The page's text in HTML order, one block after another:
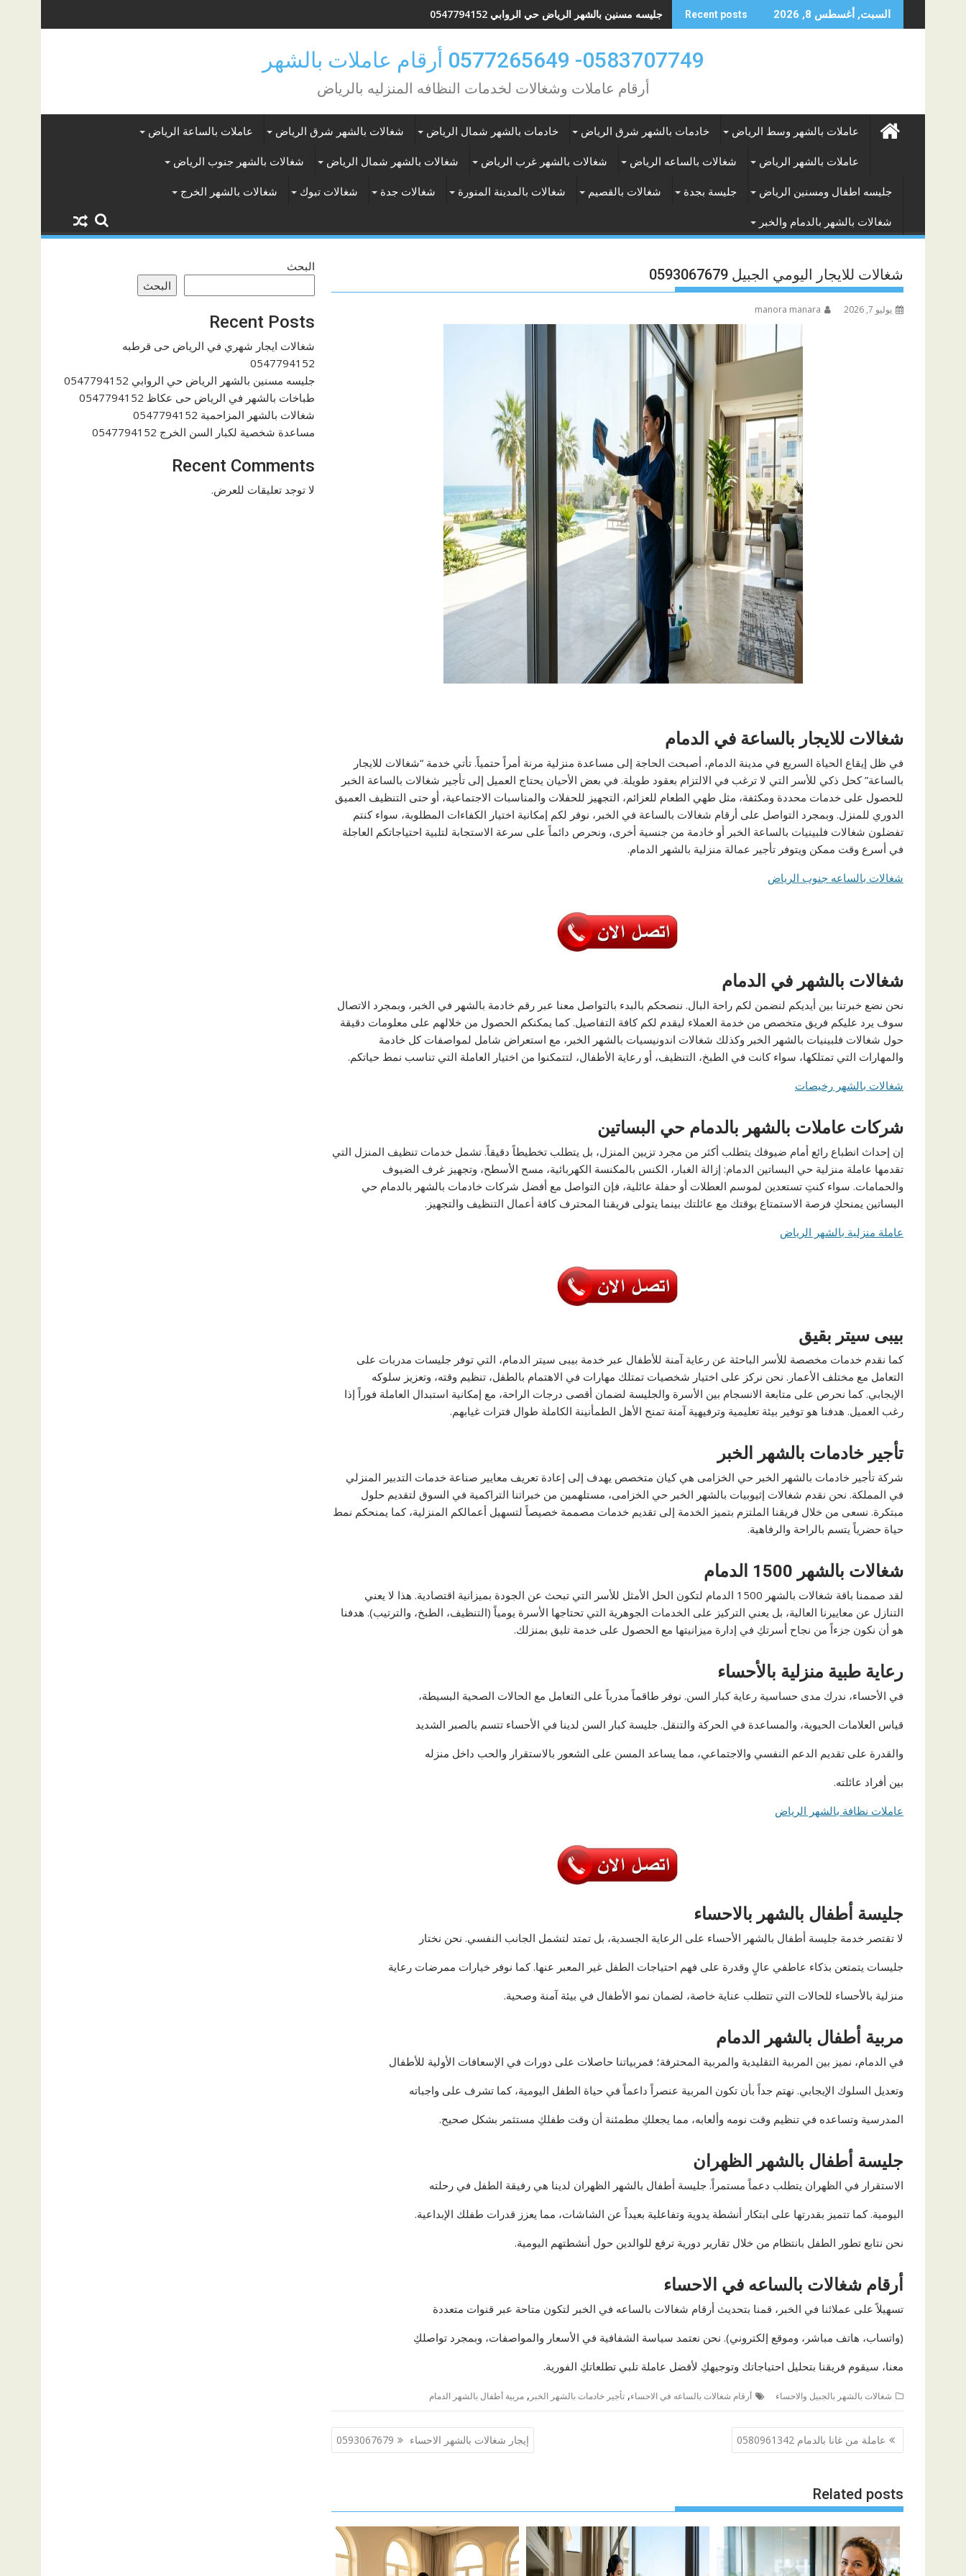
to
السبت, أغسطس 8, 2026 Recent posts جليسه مسنين بالشهر الرياض حي الروابي 0547794152
0583707749- 0577265649 أرقام عاملات بالشهر
أرقام عاملات وشغالات لخدمات النظافه المنزليه بالرياض
عاملات بالشهر وسط الرياض خادمات بالشهر شرق الرياض خادمات بالشهر شمال الرياض شغالات بالشهر شرق الرياض عاملات بالساعة الرياض
عاملات بالشهر الرياض شغالات بالساعه الرياض شغالات بالشهر غرب الرياض شغالات بالشهر شمال الرياض شغالات بالشهر جنوب الرياض
جليسه اطفال ومسنين الرياض جليسة بجدة شغالات بالقصيم شغالات بالمدينة المنورة شغالات جدة شغالات تبوك شغالات بالشهر الخرج
شغالات بالشهر بالدمام والخبر
شغالات للايجار اليومي الجبيل 0593067679
يوليو 7, 2026 manora manara
شغالات للايجار بالساعة في الدمام
في ظل إيقاع الحياة السريع في مدينة الدمام، أصبحت الحاجة إلى مساعدة منزلية مرنة أمراً حتمياً. تأتي خدمة “شغالات للايجار
بالساعة” كحل ذكي للأسر التي لا ترغب في الالتزام بعقود طويلة. في بعض الأحيان يحتاج العميل إلى تأجير شغالات بالساعة الخبر
للحصول على خدمات محددة ومكثفة، مثل طهي الطعام للعزائم، التجهيز للحفلات والمناسبات الاجتماعية، أو حتى التنظيف العميق
الدوري للمنزل. وبمجرد التواصل على أرقام شغالات بالساعة في الخبر، نوفر لكم إمكانية اختيار الكفاءات المطلوبة، سواء كنتم
تفضلون شغالات فلبينيات بالساعة الخبر أو خادمة من جنسية أخرى، ونحرص دائماً على سرعة الاستجابة لتلبية احتياجاتكم العاجلة
في أسرع وقت ممكن ويتوفر تأجير عمالة منزلية بالشهر الدمام.
شغالات بالساعه جنوب الرياض
شغالات بالشهر في الدمام
نحن نضع خبرتنا بين أيديكم لنضمن لكم راحة البال. ننصحكم بالبدء بالتواصل معنا عبر رقم خادمة بالشهر في الخبر، وبمجرد الاتصال
سوف يرد عليكم فريق متخصص من خدمة العملاء ليقدم لكم كافة التفاصيل. كما يمكنكم الحصول من خلالهم على معلومات دقيقة
حول شغالات فلبينيات بالشهر الخبر وكذلك شغالات اندونيسيات بالشهر الخبر، مع استعراض شامل لمواصفات كل خادمة
والمهارات التي تمتلكها، سواء كانت في الطبخ، التنظيف، أو رعاية الأطفال، لتتمكنوا من اختيار العاملة التي تناسب نمط حياتكم.
شغالات بالشهر رخيصات
شركات عاملات بالشهر بالدمام حي البساتين
إن إحداث انطباع رائع أمام ضيوفك يتطلب أكثر من مجرد تزيين المنزل، بل يتطلب تخطيطاً دقيقاً. تشمل خدمات تنظيف المنزل التي
تقدمها عاملة منزلية حي البساتين الدمام: إزالة الغبار، الكنس بالمكنسة الكهربائية، مسح الأسطح، وتجهيز غرف الضيوف
والحمامات. سواء كنتِ تستعدين لموسم العطلات أو حفلة عائلية، فإن التواصل مع أفضل شركات خادمات بالشهر بالدمام حي
البساتين يمنحكِ فرصة الاستمتاع بوقتك مع عائلتك بينما يتولى فريقنا المحترف كافة أعمال التنظيف والتجهيز.
عاملة منزلية بالشهر الرياض
بيبى سيتر بقيق
كما نقدم خدمات مخصصة للأسر الباحثة عن رعاية آمنة للأطفال عبر خدمة بيبى سيتر الدمام، التي توفر جليسات مدربات على
التعامل مع مختلف الأعمار. نحن نركز على اختيار شخصيات تمتلك مهارات في الاهتمام بالطفل، تنظيم وقته، وتعزيز سلوكه
الإيجابي. كما نحرص على متابعة الانسجام بين الأسرة والجليسة لضمان أقصى درجات الراحة، مع إمكانية استبدال العاملة فوراً إذا
رغب العميل. هدفنا هو توفير بيئة تعليمية وترفيهية آمنة تمنح الأهل الطمأنينة الكاملة طوال فترات غيابهم.
تأجير خادمات بالشهر الخبر
شركة تأجير خادمات بالشهر الخبر حي الخزامى هي كيان متخصص يهدف إلى إعادة تعريف معايير صناعة خدمات التدبير المنزلي
في المملكة. نحن نقدم شغالات إثيوبيات بالشهر الخبر حي الخزامى، مستلهمين من خبراتنا التراكمية في السوق لتقديم حلول
مبتكرة. نسعى من خلال فريقنا الملتزم بتميز الخدمة إلى تقديم خدمات مصممة خصيصاً لتسهيل أعمالكم المنزلية، كما يمنحكم نمط
حياة حضرياً يتسم بالراحة والرفاهية.
شغالات بالشهر 1500 الدمام
لقد صممنا باقة شغالات بالشهر 1500 الدمام لتكون الحل الأمثل للأسر التي تبحث عن الجودة بميزانية اقتصادية. هذا لا يعني
التنازل عن معاييرنا العالية، بل يعني التركيز على الخدمات الجوهرية التي تحتاجها الأسرة يومياً (التنظيف، الطبخ، والترتيب). هدفنا
هو أن نكون جزءاً من نجاح أسرتكِ في إدارة ميزانيتها مع الحصول على خدمة تليق بمنزلك.
رعاية طبية منزلية بالأحساء
في الأحساء، ندرك مدى حساسية رعاية كبار السن. نوفر طاقماً مدرباً على التعامل مع الحالات الصحية البسيطة،
قياس العلامات الحيوية، والمساعدة في الحركة والتنقل. جليسة كبار السن لدينا في الأحساء تتسم بالصبر الشديد
والقدرة على تقديم الدعم النفسي والاجتماعي، مما يساعد المسن على الشعور بالاستقرار والحب داخل منزله
بين أفراد عائلته.
عاملات نظافة بالشهر الرياض
جليسة أطفال بالشهر بالاحساء
لا تقتصر خدمة جليسة أطفال بالشهر الأحساء على الرعاية الجسدية، بل تمتد لتشمل الجانب النفسي. نحن نختار
جليسات يتمتعن بذكاء عاطفي عالٍ وقدرة على فهم احتياجات الطفل غير المعبر عنها. كما نوفر خيارات ممرضات رعاية
منزلية بالأحساء للحالات التي تتطلب عناية خاصة، لضمان نمو الأطفال في بيئة آمنة وصحية.
مربية أطفال بالشهر الدمام
في الدمام، نميز بين المربية التقليدية والمربية المحترفة؛ فمربياتنا حاصلات على دورات في الإسعافات الأولية للأطفال
وتعديل السلوك الإيجابي. نهتم جداً بأن تكون المربية عنصراً داعماً في حياة الطفل اليومية، كما تشرف على واجباته
المدرسية وتساعده في تنظيم وقت نومه وألعابه، مما يجعلكِ مطمئنة أن وقت طفلكِ مستثمر بشكل صحيح.
جليسة أطفال بالشهر الظهران
الاستقرار في الظهران يتطلب دعماً مستمراً. جليسة أطفال بالشهر الظهران لدينا هي رفيقة الطفل في رحلته
اليومية. كما تتميز بقدرتها على ابتكار أنشطة يدوية وتفاعلية بعيداً عن الشاشات، مما يعزز قدرات طفلك الإبداعية.
نحن نتابع تطور الطفل بانتظام من خلال تقارير دورية ترفع للوالدين حول أنشطتهم اليومية.
أرقام شغالات بالساعه في الاحساء
تسهيلاً على عملائنا في الخبر، قمنا بتحديث أرقام شغالات بالساعه في الخبر لتكون متاحة عبر قنوات متعددة
(واتساب، هاتف مباشر، وموقع إلكتروني). نحن نعتمد سياسة الشفافية في الأسعار والمواصفات، وبمجرد تواصلكِ
معنا، سيقوم فريقنا بتحليل احتياجاتك وتوجيهكِ لأفضل عاملة تلبي تطلعاتكِ الفورية.
شغالات بالشهر بالجبيل والاحساء أرقام شغالات بالساعه في الاحساء, تأجير خادمات بالشهر الخبر , مربية أطفال بالشهر الدمام
تصفّح
المقالات
عاملة من غانا بالدمام 0580961342 إيجار شغالات بالشهر الاحساء 0593067679
Related posts
البحث
البحث
Recent Posts
شغالات ايجار شهري في الرياض حى قرطبه
0547794152
جليسه مسنين بالشهر الرياض حي الروابي 0547794152
طباخات بالشهر في الرياض حى عكاظ 0547794152
شغالات بالشهر المزاحمية 0547794152
مساعدة شخصية لكبار السن الخرج 0547794152
Recent Comments
لا توجد تعليقات للعرض.